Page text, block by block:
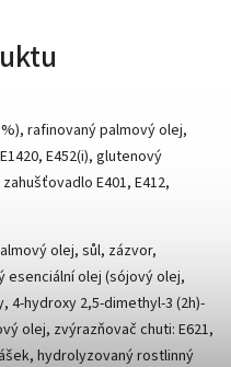
rafinovaný palmový olej,
E452(i), glutenový
E401, E412,
olej, sůl, zázvor,
olej (sójový olej,
4-hydroxy 2,5-dimethyl-3 (2h)-
olej, zvýrazňovač chuti: E621,
hydrolyzovaný rostlinný